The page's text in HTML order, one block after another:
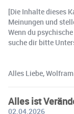
[Die Inhalte dieses
Meinungen und
Wenn du
suche dir bitte
Alles Liebe,
Alles ist
02.04.2026